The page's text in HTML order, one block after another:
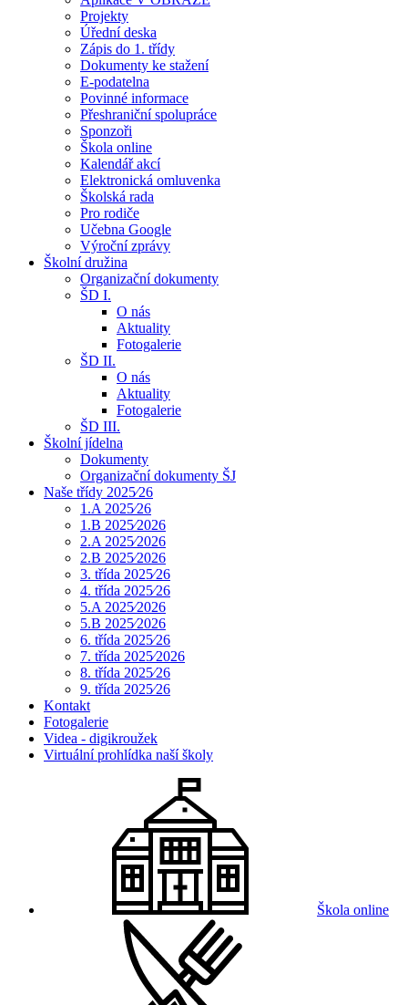
Projekty
Úřední deska
Zápis do 1. třídy
Dokumenty ke stažení
E-podatelna
Povinné informace
Přeshraniční spolupráce
Sponzoři
Škola online
Kalendář akcí
Elektronická omluvenka
Školská rada
Pro rodiče
Učebna Google
Výroční zprávy
Školní družina
Organizační dokumenty
ŠD I.
O nás
Aktuality
Fotogalerie
ŠD II.
O nás
Aktuality
Fotogalerie
ŠD III.
Školní jídelna
Dokumenty
Organizační dokumenty ŠJ
Naše třídy 2025⁄26
1.A 2025⁄26
1.B 2025⁄2026
2.A 2025⁄2026
2.B 2025⁄2026
3. třída 2025⁄26
4. třída 2025⁄26
5.A 2025⁄2026
5.B 2025⁄2026
6. třída 2025⁄26
7. třída 2025⁄2026
8. třída 2025⁄26
9. třída 2025⁄26
Kontakt
Fotogalerie
Videa - digikroužek
Virtuální prohlídka naší školy
Škola online